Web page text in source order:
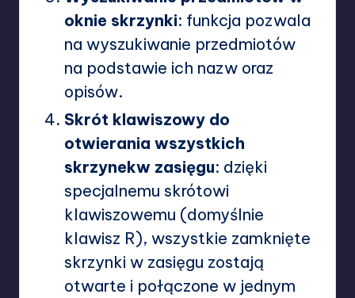
oknie skrzynki: funkcja pozwala
na wyszukiwanie przedmiotów
na podstawie ich nazw oraz
opisów.
Skrót klawiszowy do
otwierania wszystkich
skrzynekw zasięgu: dzięki
specjalnemu skrótowi
klawiszowemu (domyślnie
klawisz R), wszystkie zamknięte
skrzynki w zasięgu zostają
otwarte i połączone w jednym